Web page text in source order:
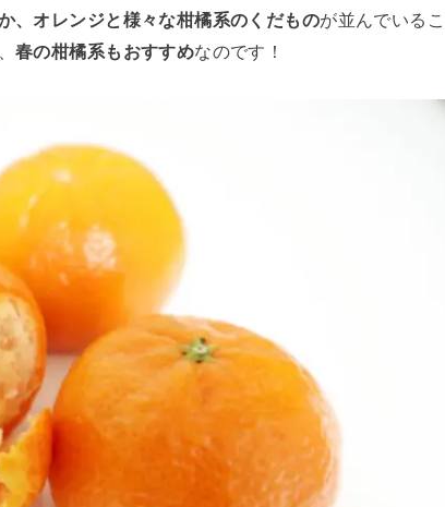
、オレンジと様々な柑橘系のくだものが並んでいるこ
春の柑橘系もおすすめなのです！